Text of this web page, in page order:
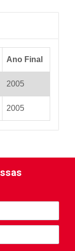
Ano Final
2005
2005